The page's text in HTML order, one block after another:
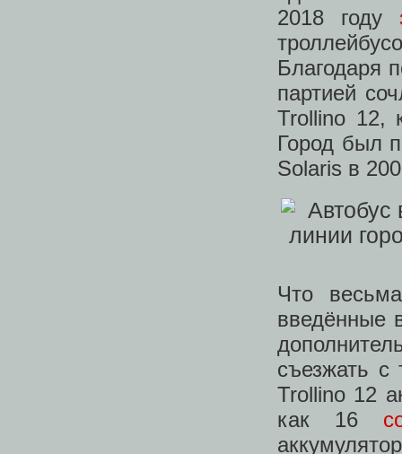
2018 году
Благодаря
партией
Trollino 12,
Город был
Solaris в
Что
введённые
съезжать с
Trollino 12
как 16